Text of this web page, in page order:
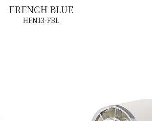
FRENCH BLUE
HFN13-FBL